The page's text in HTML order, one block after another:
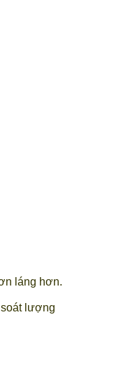
láng hơn.
soát lượng